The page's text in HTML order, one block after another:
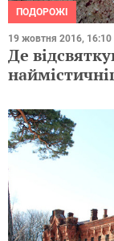
ПОДОРОЖІ
19 жовтня 2016, 16:10
Де